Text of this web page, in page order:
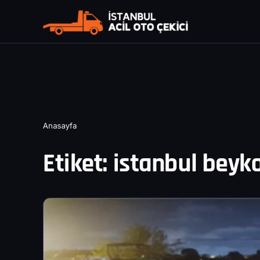
Anasayfa
Etiket: istanbul